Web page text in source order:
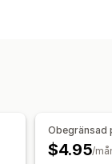
Obegränsad
$4.95/